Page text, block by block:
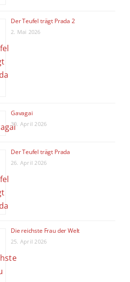
Der Teufel trägt Prada 2
2. Mai 2026
Gavagai
30. April 2026
Der Teufel trägt Prada
26. April 2026
Die reichste Frau der Welt
25. April 2026